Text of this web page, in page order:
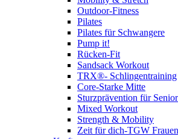
Outdoor-Fitness
Pilates
Pilates für Schwangere
Pump it!
Rücken-Fit
Sandsack Workout
TRX®- Schlingentraining
Core-Starke Mitte
Sturzprävention für
Mixed Workout
Strength & Mobility
Zeit für dich-TGW